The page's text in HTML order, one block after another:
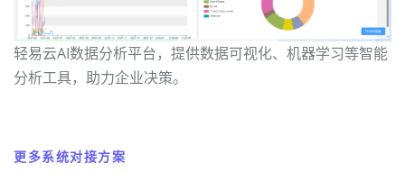
轻易云AI数据分析平台，提供数据可视化、机器学习等智能
分析工具，助力企业决策。
更多系统对接方案